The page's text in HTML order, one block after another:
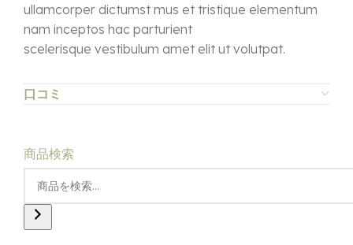
ullamcorper dictumst mus et tristique elementum
nam inceptos hac parturient
scelerisque vestibulum amet elit ut volutpat.
口コミ
商品検索